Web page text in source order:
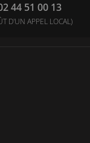
44 51 00 13
D'UN APPEL LOCAL)